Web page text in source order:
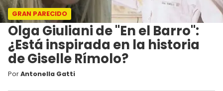
GRAN PARECIDO
Olga Giuliani de "En el Barro":
¿Está inspirada en la historia
de Giselle Rímolo?
PorAntonella Gatti